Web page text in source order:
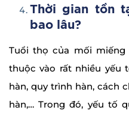
Thời gian tồn
bao lâu?
Tuổi thọ của mối
thuộc vào rất nhiều yếu
hàn, quy trình hàn, cách
hàn,… Trong đó, yếu tố